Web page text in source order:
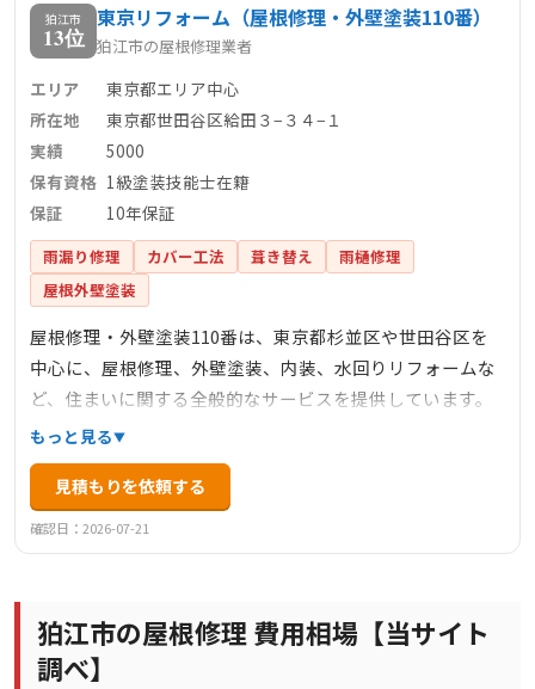
点も特徴です。
狛江市
13位
東京リフォーム（屋根修理・外壁塗装110番）
狛江市の屋根修理業者
エリア
東京都エリア中心
所在地
東京都世田谷区給田３−３４−１
実績
5000
保有資格 1級塗装技能士在籍
保証
10年保証
雨漏り修理 カバー工法 葺き替え
雨樋修理
屋根外壁塗装
屋根修理・外壁塗装110番は、東京都杉並区や世田谷区を
中心に、屋根修理、外壁塗装、内装、水回りリフォームな
ど、住まいに関する全般的なサービスを提供しています。
見積・点検・調査は無料で、迅速な対応と職人価格を特徴
としています。1級塗装技能士や建築板金技能士が在籍して
おり、安心の工事とアフターフォローに力を入れていま
す。工事後のお客様との長期的なお付き合いを大切にして
おり、リピーターや紹介による依頼が多いことも信頼の証
もっと見る
見積もりを依頼する
確認日：2026-07-21
狛江市の屋根修理 費用相場【当サイト
調べ】